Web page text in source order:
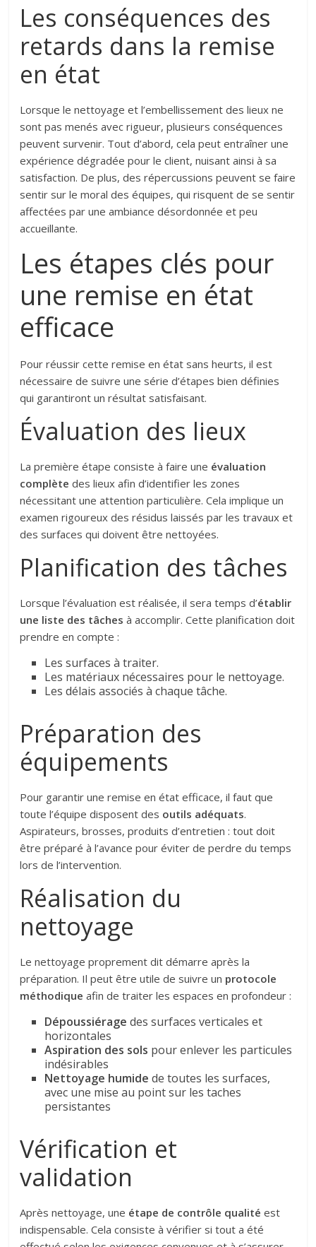
Les conséquences des
retards dans la remise
en état
Lorsque le nettoyage et l’embellissement des lieux ne
sont pas menés avec rigueur, plusieurs conséquences
peuvent survenir. Tout d’abord, cela peut entraîner une
expérience dégradée pour le client, nuisant ainsi à sa
satisfaction. De plus, des répercussions peuvent se faire
sentir sur le moral des équipes, qui risquent de se sentir
affectées par une ambiance désordonnée et peu
accueillante.
Les étapes clés pour
une remise en état
efficace
Pour réussir cette remise en état sans heurts, il est
nécessaire de suivre une série d’étapes bien définies
qui garantiront un résultat satisfaisant.
Évaluation des lieux
La première étape consiste à faire une évaluation
complète des lieux afin d’identifier les zones
nécessitant une attention particulière. Cela implique un
examen rigoureux des résidus laissés par les travaux et
des surfaces qui doivent être nettoyées.
Planification des tâches
Lorsque l’évaluation est réalisée, il sera temps d’établir
une liste des tâches à accomplir. Cette planification doit
prendre en compte :
Les surfaces à traiter.
Les matériaux nécessaires pour le nettoyage.
Les délais associés à chaque tâche.
Préparation des
équipements
Pour garantir une remise en état efficace, il faut que
toute l’équipe disposent des outils adéquats.
Aspirateurs, brosses, produits d’entretien : tout doit
être préparé à l’avance pour éviter de perdre du temps
lors de l’intervention.
Réalisation du
nettoyage
Le nettoyage proprement dit démarre après la
préparation. Il peut être utile de suivre un protocole
méthodique afin de traiter les espaces en profondeur :
Dépoussiérage des surfaces verticales et
horizontales
Aspiration des sols pour enlever les particules
indésirables
Nettoyage humide de toutes les surfaces,
avec une mise au point sur les taches
persistantes
Vérification et
validation
Après nettoyage, une étape de contrôle qualité est
indispensable. Cela consiste à vérifier si tout a été